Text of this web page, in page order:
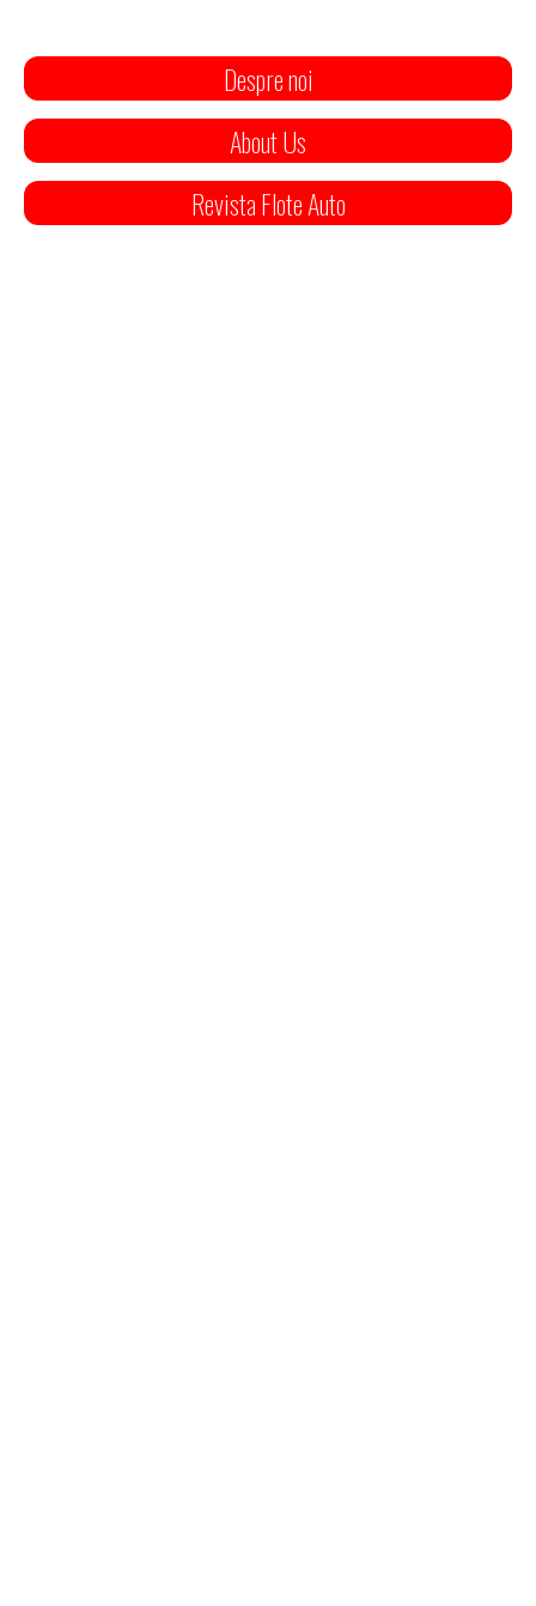
Despre noi
About Us
Revista Flote Auto